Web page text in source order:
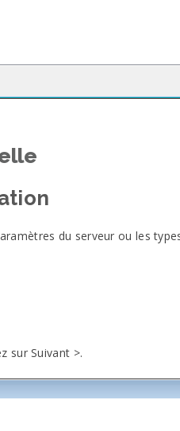
du serveur ou les
sur Suivant >.